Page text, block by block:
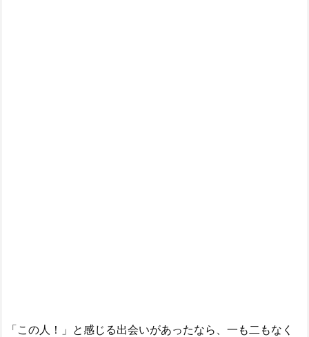
「この人！」と感じる出会いがあったなら、一も二もなく